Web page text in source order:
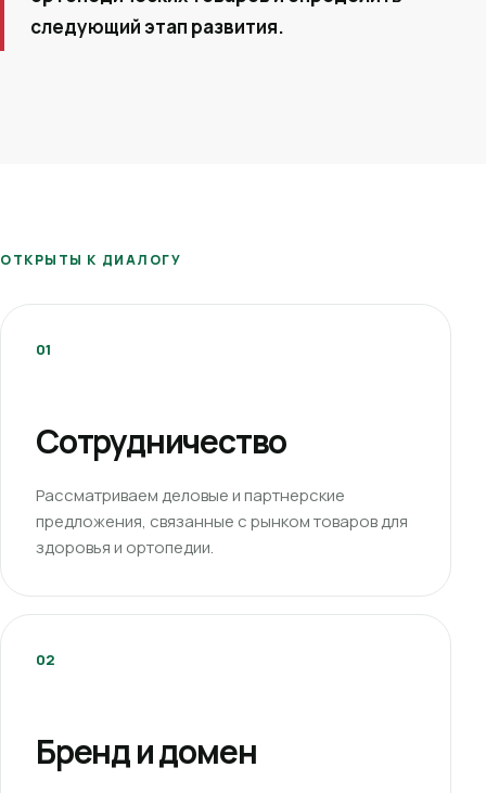
следующий этап развития.
ОТКРЫТЫ К ДИАЛОГУ
01
Сотрудничество
Рассматриваем деловые и партнерские
предложения, связанные с рынком товаров для
здоровья и ортопедии.
02
Бренд и домен